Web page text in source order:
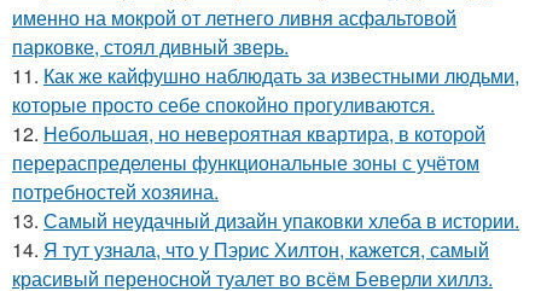
именно на мокрой от летнего ливня асфальтовой
парковке, стоял дивный зверь.
11. Как же кайфушно наблюдать за известными людьми,
которые просто себе спокойно прогуливаются.
12. Небольшая, но невероятная квартира, в которой
перераспределены функциональные зоны с учётом
потребностей хозяина.
13. Самый неудачный дизайн упаковки хлеба в истории.
14. Я тут узнала, что у Пэрис Хилтон, кажется, самый
красивый переносной туалет во всём Беверли хиллз.